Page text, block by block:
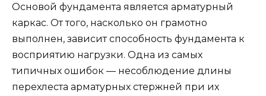
Основой фундамента является арматурный
каркас. От того, насколько он грамотно
выполнен, зависит способность фундамента к
восприятию нагрузки. Одна из самых
типичных ошибок — несоблюдение длины
перехлеста арматурных стержней при их